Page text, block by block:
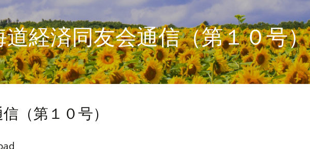
道経済同友会通信（第１０号）
（第１０号）